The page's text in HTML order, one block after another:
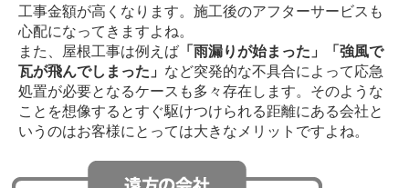
工事金額が高くなります。施工後のアフターサービスも
心配になってきますよね。
また、屋根工事は例えば 「雨漏りが始まった」「強風で
瓦が飛んでしまった」 など突発的な不具合によって応急
処置が必要となるケースも多々存在します。そのような
ことを想像するとすぐ駆けつけられる距離にある会社と
いうのはお客様にとっては大きなメリットですよね。